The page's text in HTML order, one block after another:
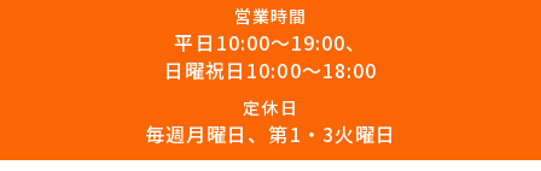
営業時間
平日10:00〜19:00、
日曜祝日10:00〜18:00
定休日
毎週月曜日、第1・3火曜日